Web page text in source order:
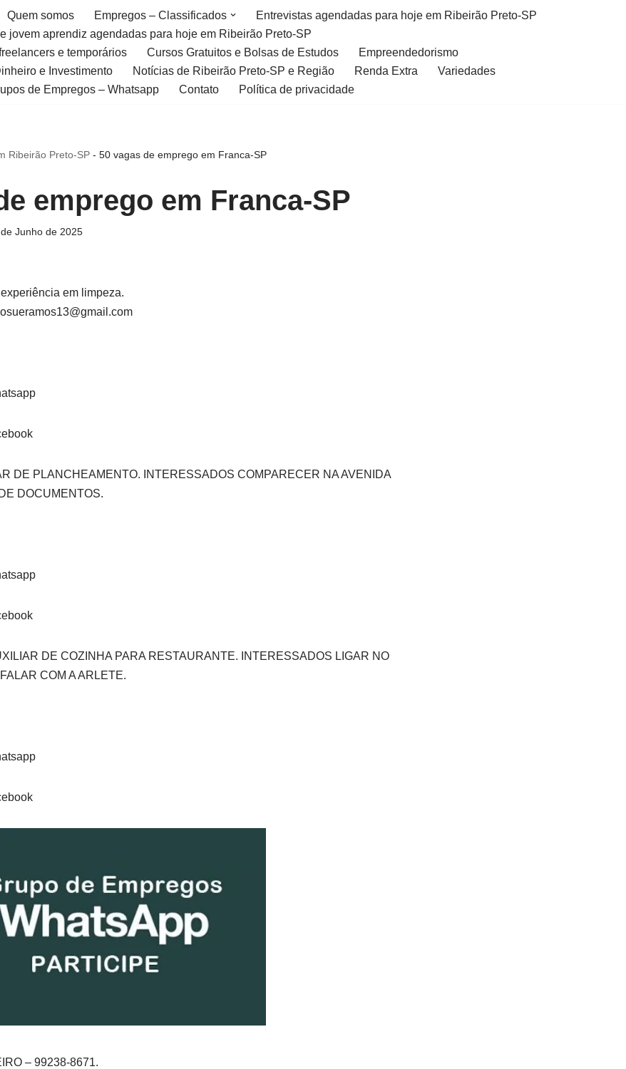
Quem somos Empregos – Classificados
Entrevistas agendadas para hoje em Ribeirão Preto-SP
jovem aprendiz agendadas para hoje em Ribeirão Preto-SP
e temporários
Cursos Gratuitos e Bolsas de Estudos
Empreendedorismo
e Investimento Notícias de Ribeirão Preto-SP e Região Renda Extra
Variedades
de Empregos – Whatsapp Contato Política de privacidade
Ribeirão Preto-SP- 50 vagas de emprego em Franca-SP
emprego em Franca-SP
Junho de 2025
em limpeza.
DE PLANCHEAMENTO. INTERESSADOS COMPARECER NA AVENIDA
DOCUMENTOS.
DE COZINHA PARA RESTAURANTE. INTERESSADOS LIGAR NO
COM A ARLETE.
– 99238-8671.